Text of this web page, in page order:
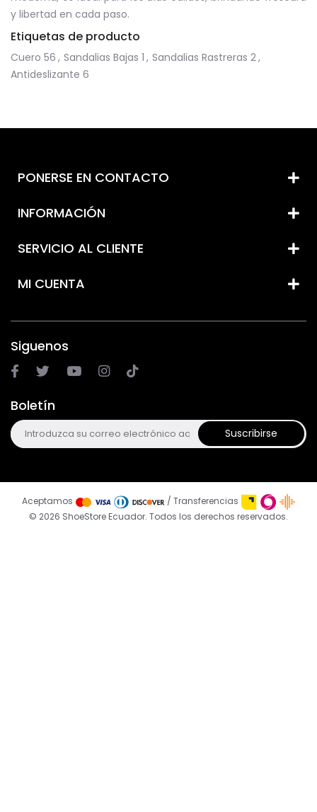
y libertad en cada paso.
Etiquetas de producto
Cuero 56 , Sandalias Bajas 1 , Sandalias Rastreras 2,
Antideslizante 6
PONERSE EN CONTACTO
INFORMACIÓN
SERVICIO AL CLIENTE
MI CUENTA
Siguenos
Boletín
Suscribirse
© 2026 ShoeStore Ecuador. Todos los derechos reservados.
Aceptamos / Transferencias